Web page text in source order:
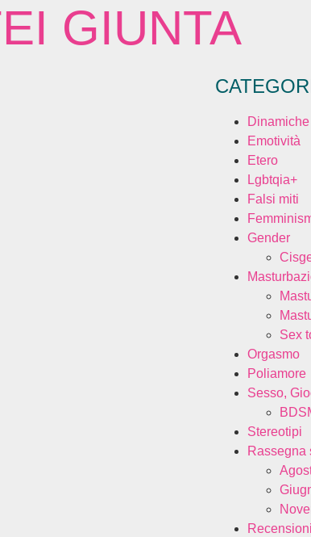
GIUNTA
Emotività
Etero
Lgbtqia+
Falsi miti
Gender
Sex
Orgasmo
Poliamore
Sesso,
Stereotipi
Rassegna
Recensioni